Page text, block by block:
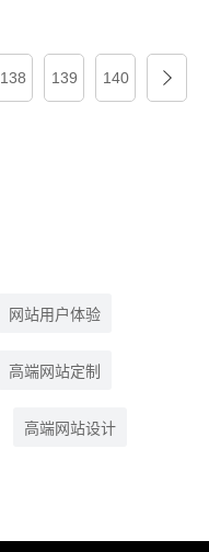
138 139 140
网站用户体验
高端网站定制
高端网站设计